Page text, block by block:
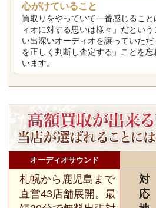
心がけていること
買取りをやっていて一番感じるこ
ィオに対する思いは様々」だとい
い出深いオーディオを譲っていた
を正しく判断し査定する」ことを
います。
オーディオサウンド
札幌から鹿児島まで
直営43店舗展開。最
対
応